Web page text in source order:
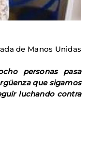
de Manos Unidas
personas pasa
que sigamos
luchando contra